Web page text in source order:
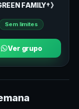
FAMILY†》
Sem limites
Ver grupo